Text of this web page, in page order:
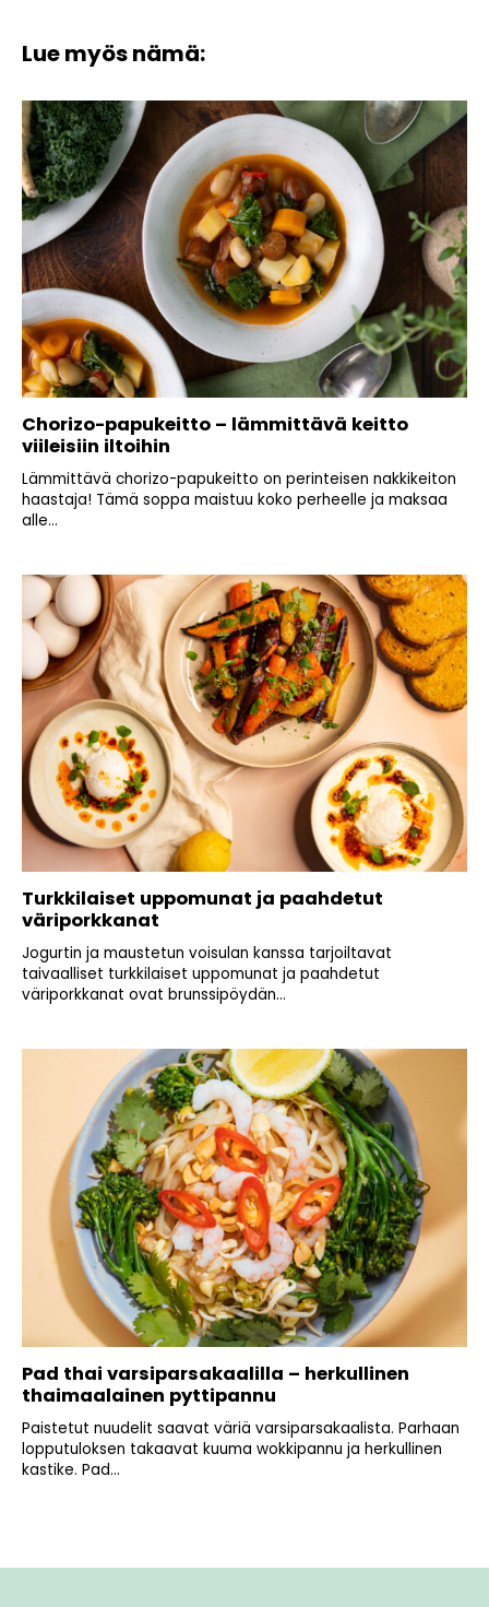
Lue myös nämä:
Chorizo-papukeitto – lämmittävä keitto
viileisiin iltoihin
Lämmittävä chorizo-papukeitto on perinteisen nakkikeiton
haastaja! Tämä soppa maistuu koko perheelle ja maksaa
alle...
Turkkilaiset uppomunat ja paahdetut
väriporkkanat
Jogurtin ja maustetun voisulan kanssa tarjoiltavat
taivaalliset turkkilaiset uppomunat ja paahdetut
väriporkkanat ovat brunssipöydän...
Pad thai varsiparsakaalilla – herkullinen
thaimaalainen pyttipannu
Paistetut nuudelit saavat väriä varsiparsakaalista. Parhaan
lopputuloksen takaavat kuuma wokkipannu ja herkullinen
kastike. Pad...